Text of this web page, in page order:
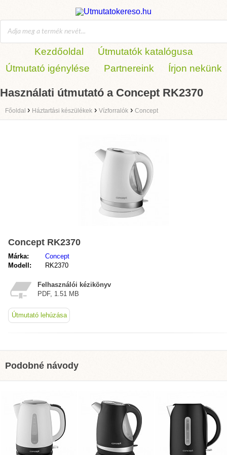
Kezdőoldal
Útmutatók katalógusa
Útmutató igénylése
Partnereink Írjon nekünk
Használati útmutató a Concept RK2370
Főoldal › Háztartási készülékek › Vízforralók › Concept
Concept RK2370
Márka:
Concept
Modell:
RK2370
Felhasználói kézikönyv
PDF, 1.51 MB
Útmutató lehúzása
Podobné návody